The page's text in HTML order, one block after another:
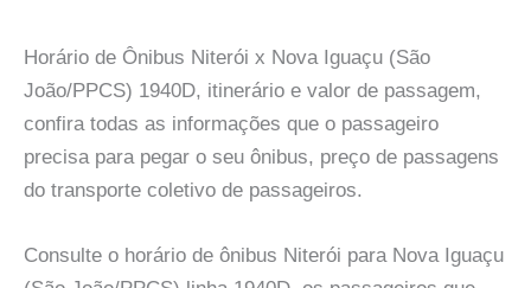
Horário de Ônibus Niterói x Nova Iguaçu (São
João/PPCS) 1940D, itinerário e valor de passagem,
confira todas as informações que o passageiro
precisa para pegar o seu ônibus, preço de passagens
do transporte coletivo de passageiros.
Consulte o horário de ônibus Niterói para Nova Iguaçu